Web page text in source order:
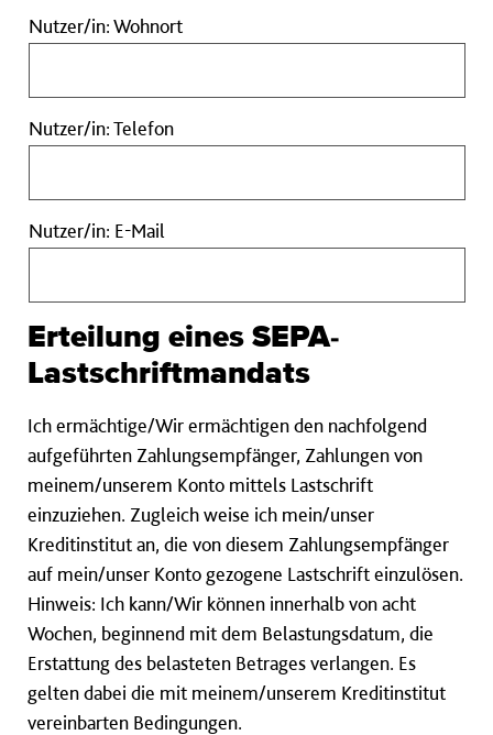
Nutzer/in: WohnortNutzer/in:
Wohnort
Nutzer/in: TelefonNutzer/in:
Telefon
Nutzer/in: E-Mail
E-
Erteilung eines SEPA-
Lastschriftmandats
Ich ermächtige/Wir ermächtigen den nachfolgend
aufgeführten Zahlungsempfänger, Zahlungen von
meinem/unserem Konto mittels Lastschrift
einzuziehen. Zugleich weise ich mein/unser
Kreditinstitut an, die von diesem Zahlungsempfänger
auf mein/unser Konto gezogene Lastschrift einzulösen.
Hinweis: Ich kann/Wir können innerhalb von acht
Wochen, beginnend mit dem Belastungsdatum, die
Erstattung des belasteten Betrages verlangen. Es
gelten dabei die mit meinem/unserem Kreditinstitut
vereinbarten Bedingungen.